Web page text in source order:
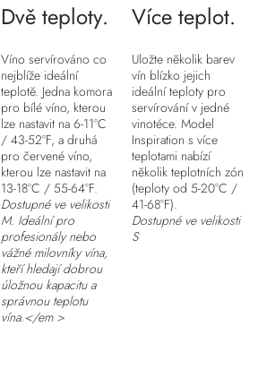
Dvě teploty.
Víno servírováno co
nejblíže ideální
teplotě. Jedna komora
pro bílé víno, kterou
lze nastavit na 6-11°C
/ 43-52°F, a druhá
pro červené víno,
kterou lze nastavit na
13-18°C / 55-64°F.
Dostupné ve velikosti
M. Ideální pro
profesionály nebo
vážné milovníky vína,
kteří hledají dobrou
úložnou kapacitu a
správnou teplotu
vína.</em >
Více teplot.
Uložte několik barev
vín blízko jejich
ideální teploty pro
servírování v jedné
vinotéce. Model
Inspiration s více
teplotami nabízí
několik teplotních zón
(teploty od 5-20°C /
41-68°F).
Dostupné ve velikosti
S